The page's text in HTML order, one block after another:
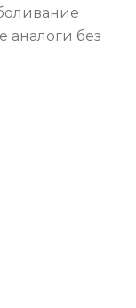
аналоги без